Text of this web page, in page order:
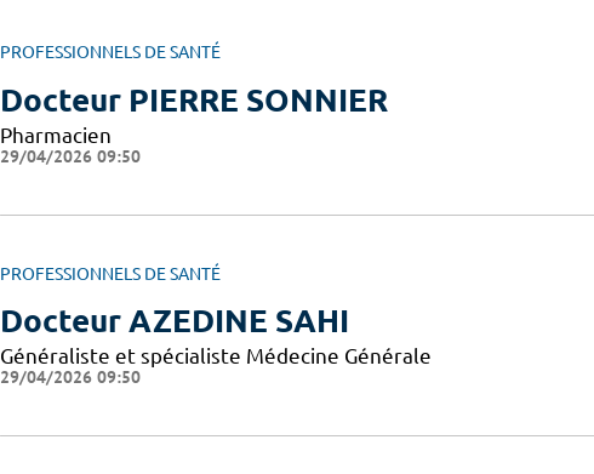
PROFESSIONNELS DE SANTÉ
Docteur PIERRE SONNIER
Pharmacien
29/04/2026 09:50
PROFESSIONNELS DE SANTÉ
Docteur AZEDINE SAHI
Généraliste et spécialiste Médecine Générale
29/04/2026 09:50